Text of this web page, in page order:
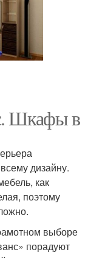
Шкафы в
дизайну.
как
поэтому
выборе
порадуют